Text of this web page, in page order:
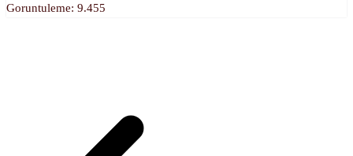
Goruntuleme: 9.455